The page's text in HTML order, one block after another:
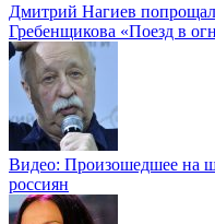
Дмитрий Нагиев
Гребенщикова «Поезд в
Видео: Произошедшее на
россиян